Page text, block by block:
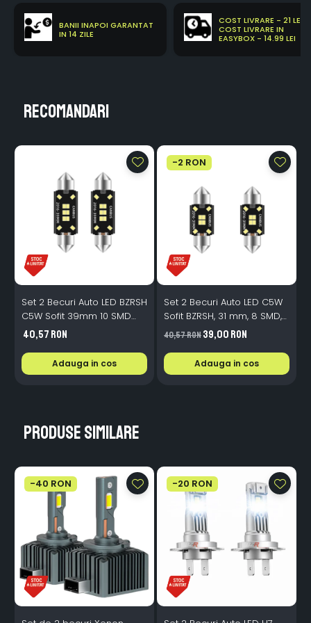
BANII INAPOI GARANTAT
IN 14 ZILE
COST LIVRARE - 21 LEI
COST LIVRARE IN
EASYBOX - 14.99 LEI
Recomandari
Set 2 Becuri Auto LED BZRSH
C5W Sofit 39mm 10 SMD
Canbus Fara Eroare
40,57 RON
Adauga in cos
-2 RON
Set 2 Becuri Auto LED C5W
Sofit BZRSH, 31 mm, 8 SMD,
Canbus Fără Eroare de
Bec Ars
40,57 RON39,00 RON
Adauga in cos
Produse similare
-40 RON -20 RON